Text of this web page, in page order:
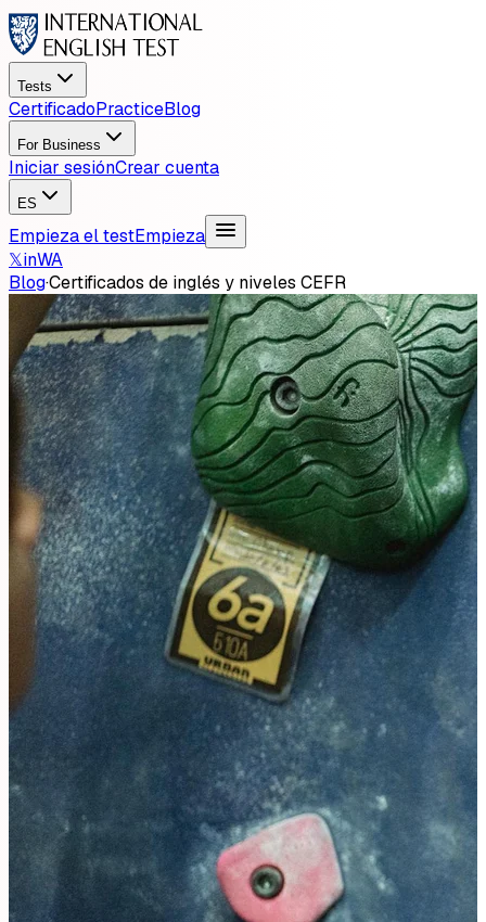
Tests
CertificadoPracticeBlog
For Business
Iniciar sesiónCrear cuenta
ES
Empieza el testEmpieza
𝕏inWA
Blog·Certificados de inglés y niveles CEFR